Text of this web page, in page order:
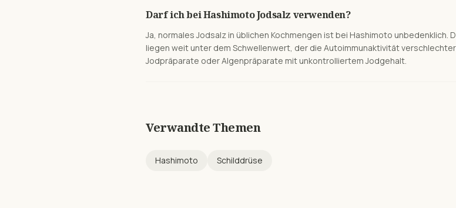
Darf ich bei Hashimoto Jodsalz verwenden?
Ja, normales Jodsalz in üblichen Kochmengen ist bei Hashimoto unbedenklich.
liegen weit unter dem Schwellenwert, der die Autoimmunaktivität
Jodpräparate oder Algenpräparate mit unkontrolliertem Jodgehalt.
Verwandte Themen
Hashimoto Schilddrüse